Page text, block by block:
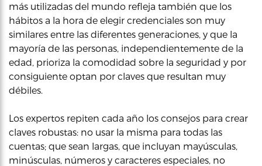
más utilizadas del mundo refleja también que los
hábitos a la hora de elegir credenciales son muy
similares entre las diferentes generaciones, y que la
mayoría de las personas, independientemente de la
edad, prioriza la comodidad sobre la seguridad y por
consiguiente optan por claves que resultan muy
débiles.
Los expertos repiten cada año los consejos para crear
claves robustas: no usar la misma para todas las
cuentas; que sean largas, que incluyan mayúsculas,
minúsculas, números y caracteres especiales, no